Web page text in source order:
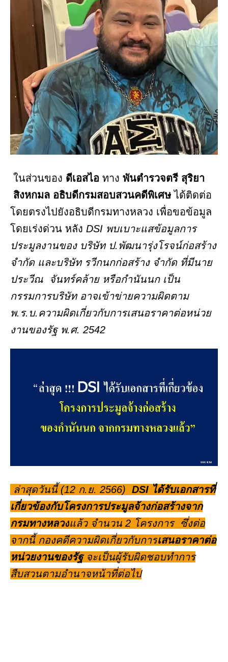
ในส่วนของ ดีเอสไอ ทาง พันตำรวจตรี สุริยา
สิงหกมล อธิบดีกรมสอบสวนคดีพิเศษได้ติดต่อ
โดยตรงไปยังอธิบดีกรมทางหลวง เพื่อขอข้อมูล
โดยเร่งด่วน หลัง DSI พบเบาะแสข้อมูลการ
ประมูลงานของ บริษัท ป.พัฒนารุ่งโรจน์ก่อสร้าง
จำกัด และบริษัท รวีกนกก่อสร้าง จำกัด ที่มีนาย
ประวีณ จันทร์คล้าย หรือกำนันนก เป็น
กรรมการบริษัท อาจเข้าข่ายความผิดตาม
พ.ร.บ.ความผิดเกี่ยวกับการเสนอราคาต่อหน่วย
งานของรัฐ พ.ศ. 2542
ล่าสุดวันนี้ (12 ก.ย. 2566) DSI ได้รับเอกสารที่
เกี่ยวข้องกับโครงการประมูลจ้างก่อสร้างจาก
กรมทางหลวงแล้ว จำนวน 2 โครงการ ซึ่งต่อ
จากนี้ กองคดีความผิดเกี่ยวกับการเสนอราคาต่อ
หน่วยงานของรัฐ จะเป็นผู้รับผิดชอบทำการ
สืบสวนตามอำนาจหน้าที่ต่อไป